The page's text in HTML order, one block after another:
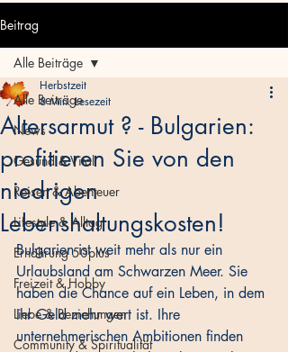
Beitrag
Alle Beiträge
News
Gesund & Vital
Reisen & Abenteuer
Lifestyle & Alltag
Ernährung 50plus
Freizeit & Hobby
Liebe & Beziehungen
Community & Spiritualität
Alle Beiträge
Altersarmut ? - Bulgarien:
profitieren Sie von den
niedrigen
Lebenshaltungskosten!
Herbstzeit
8 Min. Lesezeit
Bulgarien ist weit mehr als nur ein
Urlaubsland am Schwarzen Meer. Sie
haben die Chance auf ein Leben, in dem
Ihr Geld mehr wert ist. Ihre
unternehmerischen Ambitionen finden